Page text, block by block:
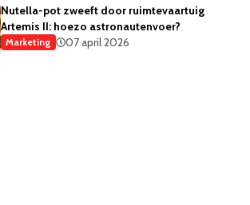
Nutella-pot zweeft door ruimtevaartuig
Artemis II: hoezo astronautenvoer?
Marketing 07 april 2026